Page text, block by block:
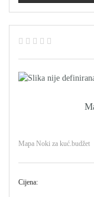
Mapa Noki za kuć.budžet
Cijena: